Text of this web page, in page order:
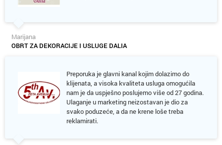
Marijana
OBRT ZA DEKORACIJE I USLUGE DALIA
Preporuka je glavni kanal kojim dolazimo do
klijenata, a visoka kvaliteta usluga omogućila
nam je da uspješno poslujemo više od 27 godina.
Ulaganje u marketing neizostavan je dio za
svako poduzeće, a da ne krene loše treba
reklamirati.